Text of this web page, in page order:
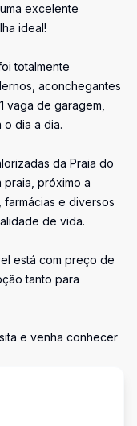
excelente
ideal!
totalmente
aconchegantes
vaga de garagem,
dia a dia.
da Praia do
próximo a
e diversos
de vida.
está com preço de
tanto para
e venha conhecer